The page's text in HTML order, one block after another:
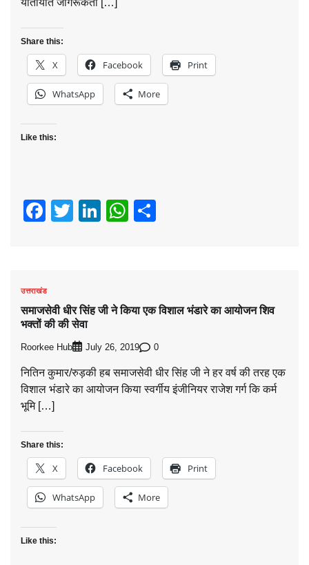
यातायात जागरूकता […]
Share this:
X Facebook Print
WhatsApp More
Like this:
Facebook
Twitter
LinkedIn
WhatsApp
उत्तराखंड
समाजसेवी धीर सिंह जी ने किया एक विशाल भंडारे का आयोजन शिव
भक्तों की की सेवा
Roorkee Hub July 26, 2019 0
नितिन कुमार/रुड़की हब समाजसेवी धीर सिंह जी ने हर वर्ष की तरह एक
विशाल भंडारे का आयोजन किया स्वर्गीय इंजीनियर राजेश गर्ग कि कर्म
भूमि […]
Share this:
X Facebook Print
WhatsApp More
Like this: